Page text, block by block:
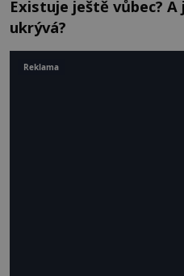
Existuje ještě vůbec?
ukrývá?
Reklama